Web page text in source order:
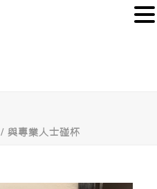
/ 與專業人士碰杯